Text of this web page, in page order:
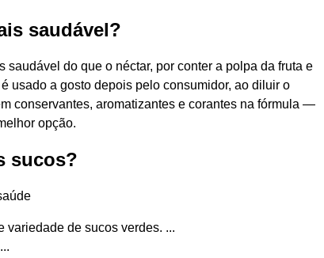
saudável?
saudável do que o néctar, por conter a polpa da fruta e
usado a gosto depois pelo consumidor, ao diluir o
conservantes, aromatizantes e corantes na fórmula —
opção.
sucos?
variedade de sucos verdes. ...